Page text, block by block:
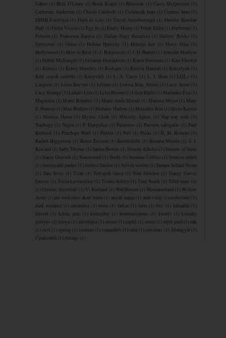
Gábor
(1) Beth O'Leary (1) Book Kiadó (1) Bűnösök (1) Casey McQuiston
(1)
Catherine Anderson
(1) Christi Caldwell (1) Cselenyák Imre (1) Csernus Imre
(1)
DIMILY-trilógia
(1) Dash és Lily (1) David Attenborough (1) Deirdre Riordan
Hall
(1) Delta Vision (1) Egy fo (1) Emily Henry (1) Fehér Klára (1) Fireborne (1)
Folsom
(1) Francesca Zappia (1) Gallay-Nagy Krisztina (1) Gallery Books
(1)
Greycourt
(1) Grisa (1) Helena Hunting (1) Hercegi kör (1) Hercz Júlia
(1)
Hollywood
(1) How to Ruin (1)J. Bengtsson (1)J. D. Barrett (1) Jennifer Mathieu
(1)Judith McNaught (1)Julianne Donaldson (1) Karen Fortunati (1) Kate Eberlen
(1) Kinizsi (1) Kirsty Moseley (1) Kiskapu (1) Kristin Hannah (1) Kulcslyuk
(1)
Kód csajok satöbbi
(1) Könyvhét (1) L. A. Casey (1) L. J. Shen (1) LOL+
(1)
Langton
(1) Leisa Rayven (1) Lettero (1) Louisa May Alcott (1) Lucy Score
(1)
Lucy Strange (1) Lukács Liza (1) Lylia Bloom (1) Lúzer Rádió (1) Madarász Éva (1)
Magnólia
(1) Marie Benedict (1) Marie-Aude Murail (1) Marissa Meyer (1) Mary
E. Pearson
(1) Max Brallier (1) Melanie Harlow (1) Mercedes Ron (1) Mona Kasten
(1) Monica Hesse (1) Mystic Creek (1) Mészöly Ágnes (1) Nap nap után
(1)
Naphegy
(1) Negin (1) P. Dangelico (1) Palatinus (1) Passion válogatás (1) Paul
Rudnick
(1) Penelope Ward (1) Publio (1) Pult (1) Püski (1) R. M. Romero
(1)
Rachel Higginson
(1) Renee Ericson (1) Rontásűzők (1) Rosaria Munda (1) S. J.
Kincaid
(1) Sally Thorne (1) Sarina Bowen (1) Simone Elkeles (1) Sinners of Saint
(1) Stacia Deutsch (1) Starcrossed (1) Study (1) Suzanne Collins (1) Szeretni nehéz
(1) Szunnyadó parázs (1) Szélesi Sándor (1) Szívek testőre (1)Tamara Ireland Stone
(1) Tara Sivec (1) Titan (1) Tolvajok ​tánca (1) Tom Fletcher (1) Tracey Garvis
Graves
(1) Tricia Levenseller (1) Trisha Ashley (1) True North (1) Több mint víz
(1) Utóirat: Szeretlek! (1) Vi Keeland (1) Wallflowers (1) Westmoreland (1) Willow
Aster
(1) aki unikornis akart lenni (1) anyák napja (1) arab világ (1)csokoládé
(1)
dark romance
(1) eutanázia (1) extra (1) farkas (1) farm (1) foci (1) hálaadás
(1)
húsvét
(1) kilenc perc (1) kisregény (1) kommunizmus (1) kreatív (1) kristály
pöttyös
(1) kutya (1) mitológia (1) motor (1) napló (1) orosz (1) rejtő jenő (1) rák
(1) skót (1) spring (1) summer (1) szuperhős (1) tabu (1) turizmus (1) Álomgyár (1)
Újrakezdés
(1)életrajz (1)